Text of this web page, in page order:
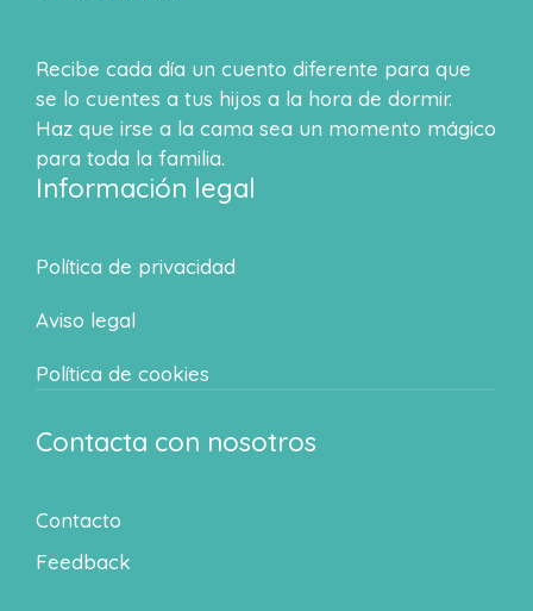
Recibe cada día un cuento diferente para que
se lo cuentes a tus hijos a la hora de dormir.
Haz que irse a la cama sea un momento mágico
para toda la familia.
Información legal
Política de privacidad
Aviso legal
Política de cookies
Contacta con nosotros
Contacto
Feedback